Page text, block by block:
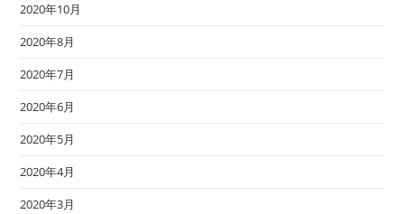
2020年10月
2020年8月
2020年7月
2020年6月
2020年5月
2020年4月
2020年3月